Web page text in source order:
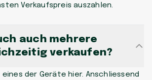
wir dir das Gerät portofrei wieder
Verkaufspreis auszahlen.
auch mehrere
verkaufen?
der Geräte hier. Anschliessend